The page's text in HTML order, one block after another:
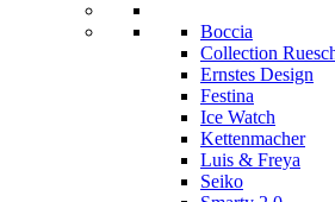
Boccia
Collection
Ernstes Design
Festina
Ice Watch
Kettenmacher
Luis & Freya
Seiko